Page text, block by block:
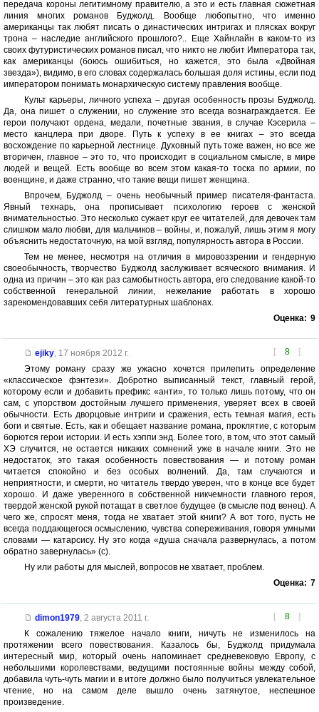
передача короны легитимному правителю, а это и есть главная сюжетная
линия многих романов Буджолд. Вообще любопытно, что именно
американцы так любят писать о династических интригах и плясках вокруг
трона – наследие английского прошлого?.. Еще Хайнлайн в каком-то из
своих футуристических романов писал, что никто не любит Императора так,
как американцы (боюсь ошибиться, но кажется, это была «Двойная
звезда»), видимо, в его словах содержалась большая доля истины, если под
императором понимать монархическую систему правления вообще.
Культ карьеры, личного успеха – другая особенность прозы Буджолд.
Да, она пишет о служении, но служение это всегда вознаграждается. Ее
герои получают ордена, медали, почетные звания, в случае Кэсерила –
место канцлера при дворе. Путь к успеху в ее книгах – это всегда
восхождение по карьерной лестнице. Духовный путь тоже важен, но все же
вторичен, главное – это то, что происходит в социальном смысле, в мире
людей и вещей. Есть вообще во всем этом какая-то тоска по армии, по
военщине, и даже странно, что такие вещи пишет женщина.
Впрочем, Буджолд – очень необычный пример писателя-фантаста.
Явный технарь, она прописывает психологию героев с женской
внимательностью. Это несколько сужает круг ее читателей, для девочек там
слишком мало любви, для мальчиков – войны, и, пожалуй, лишь этим я могу
объяснить недостаточную, на мой взгляд, популярность автора в России.
Тем не менее, несмотря на отличия в мировоззрении и гендерную
своеобычность, творчество Буджолд заслуживает всяческого внимания. И
одна из причин – это как раз самобытность автора, его следование какой-то
собственной генеральной линии, нежелание работать в хорошо
зарекомендовавших себя литературных шаблонах.
Оценка: 9
[ 8 ]
ejiky, 17 ноября 2012 г.
Этому роману сразу же ужасно хочется прилепить определение
«классическое фэнтези». Добротно выписанный текст, главный герой,
которому если и добавить префикс «анти», то только лишь потому, что он
сам, с упорством достойным лучшего применения, уверяет всех в своей
обычности. Есть дворцовые интриги и сражения, есть темная магия, есть
боги и святые. Есть, как и обещает название романа, проклятие, с которым
борются герои истории. И есть хэппи энд. Более того, в том, что этот самый
ХЭ случится, не остается никаких сомнений уже в начале книги. Это не
недостаток, это такая особенность повествования — и потому роман
читается спокойно и без особых волнений. Да, там случаются и
неприятности, и смерти, но читатель твердо уверен, что в конце все будет
хорошо. И даже уверенного в собственной никчемности главного героя,
твердой женской рукой потащат в светлое будущее (в смысле под венец). А
чего же, спросят меня, тогда не хватает этой книги? А вот того, пусть не
всегда поддающегося осмыслению, чувства сопереживания, говоря умными
словами — катарсису. Ну это когда «душа сначала развернулась, а потом
обратно завернулась» (с).
Ну или работы для мыслей, вопросов не хватает, проблем.
Оценка: 7
[ 8 ]
dimon1979, 2 августа 2011 г.
К сожалению тяжелое начало книги, ничуть не изменилось на
протяжении всего повествования. Казалось бы, Буджолд придумала
интересный мир, который очень напоминает средневековую Европу, с
небольшими королевствами, ведущими постоянные войны между собой,
добавила чуть-чуть магии и в итоге должно было получиться увлекательное
чтение, но на самом деле вышло очень затянутое, неспешное
произведение.